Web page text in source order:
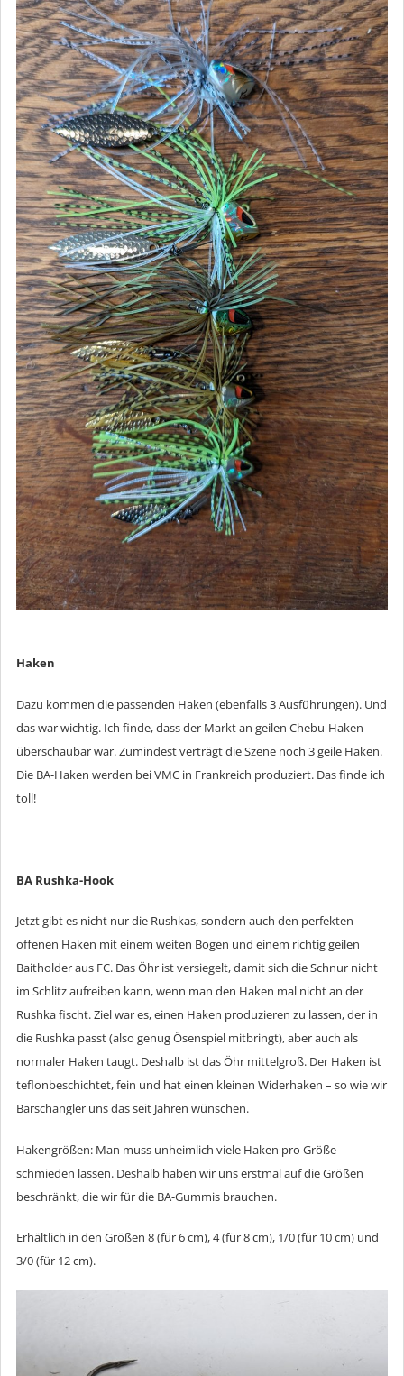
Haken
Dazu kommen die passenden Haken (ebenfalls 3 Ausführungen). Und
das war wichtig. Ich finde, dass der Markt an geilen Chebu-Haken
überschaubar war. Zumindest verträgt die Szene noch 3 geile Haken.
Die BA-Haken werden bei VMC in Frankreich produziert. Das finde ich
toll!
BA Rushka-Hook
Jetzt gibt es nicht nur die Rushkas, sondern auch den perfekten
offenen Haken mit einem weiten Bogen und einem richtig geilen
Baitholder aus FC. Das Öhr ist versiegelt, damit sich die Schnur nicht
im Schlitz aufreiben kann, wenn man den Haken mal nicht an der
Rushka fischt. Ziel war es, einen Haken produzieren zu lassen, der in
die Rushka passt (also genug Ösenspiel mitbringt), aber auch als
normaler Haken taugt. Deshalb ist das Öhr mittelgroß. Der Haken ist
teflonbeschichtet, fein und hat einen kleinen Widerhaken – so wie wir
Barschangler uns das seit Jahren wünschen.
Hakengrößen: Man muss unheimlich viele Haken pro Größe
schmieden lassen. Deshalb haben wir uns erstmal auf die Größen
beschränkt, die wir für die BA-Gummis brauchen.
Erhältlich in den Größen 8 (für 6 cm), 4 (für 8 cm), 1/0 (für 10 cm) und
3/0 (für 12 cm).